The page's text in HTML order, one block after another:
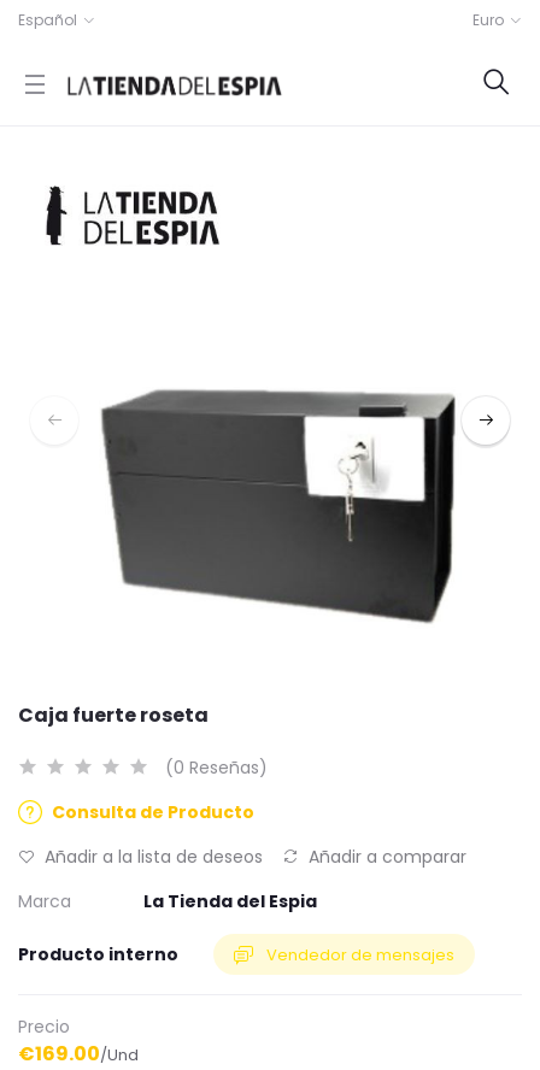
Español Euro
Caja fuerte roseta
(0 Reseñas)
Consulta de Producto
Añadir a la lista de deseos
Añadir a comparar
Marca
La Tienda del Espia
Producto interno Vendedor de mensajes
Precio
€169.00/Und